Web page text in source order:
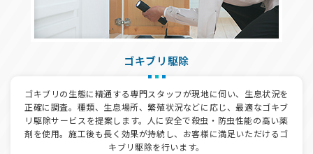
ゴキブリ駆除
ゴキブリの生態に精通する専門スタッフが現地に伺い、生息状況を
正確に調査。種類、生息場所、繁殖状況などに応じ、最適なゴキブ
リ駆除サービスを提案します。人に安全で殺虫・防虫性能の高い薬
剤を使用。施工後も長く効果が持続し、お客様に満足いただけるゴ
キブリ駆除を行います。